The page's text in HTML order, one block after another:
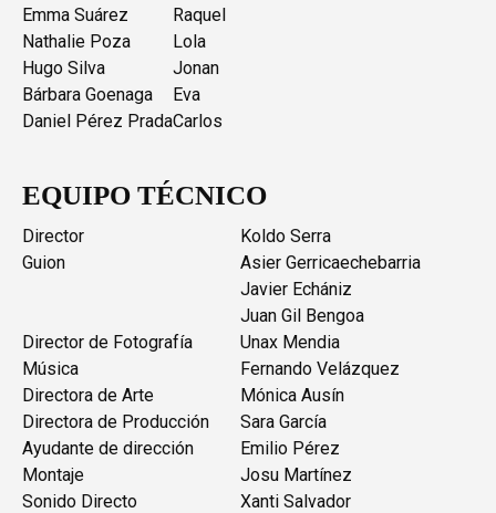
Emma Suárez
Raquel
Nathalie Poza
Lola
Hugo Silva
Jonan
Bárbara Goenaga
Eva
Daniel Pérez PradaCarlos
EQUIPO TÉCNICO
Director
Koldo Serra
Guion
Asier Gerricaechebarria
Javier Echániz
Juan Gil Bengoa
Director de Fotografía
Unax Mendia
Música
Fernando Velázquez
Directora de Arte
Mónica Ausín
Directora de Producción
Sara García
Ayudante de dirección
Emilio Pérez
Montaje
Josu Martínez
Sonido Directo
Xanti Salvador